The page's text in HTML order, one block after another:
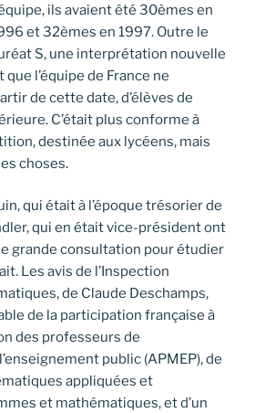
ils avaient été 30èmes en
et 32èmes en 1997. Outre le
S, une interprétation nouvelle
l’équipe de France ne
de cette date, d’élèves de
C’était plus conforme à
destinée aux lycéens, mais
choses.
qui était à l’époque trésorier de
qui en était vice-président ont
grande consultation pour étudier
Les avis de l’Inspection
de Claude Deschamps,
de la participation française à
des professeurs de
public (APMEP), de
appliquées et
et mathématiques, et d’un